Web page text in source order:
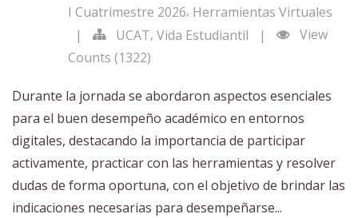
I Cuatrimestre 2026, Herramientas Virtuales
|
UCAT, Vida Estudiantil |
View
Counts (1322)
Durante la jornada se abordaron aspectos esenciales
para el buen desempeño académico en entornos
digitales, destacando la importancia de participar
activamente, practicar con las herramientas y resolver
dudas de forma oportuna, con el objetivo de brindar las
indicaciones necesarias para desempeñarse...